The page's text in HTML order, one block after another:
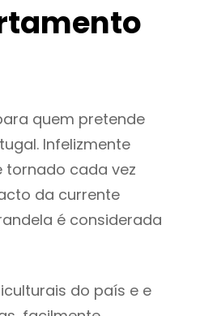
quem pretende
Infelizmente
tornado cada vez
da currente
é considerada
do país e e